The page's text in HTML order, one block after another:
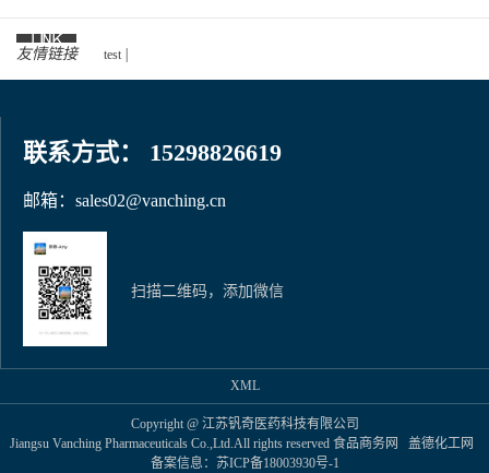
（CPHI
会
间：
月
~06
月
21
日，...
友情链接 test
联系方式： 15298826619
邮箱：sales02@vanching.cn
扫描二维码，添加微信
XML
Copyright @ 江苏钒奇医药科技有限公司
Jiangsu Vanching Pharmaceuticals Co.,Ltd.All rights reserved 食品商务网
盖德化工网
备案信息：
苏ICP备18003930号-1